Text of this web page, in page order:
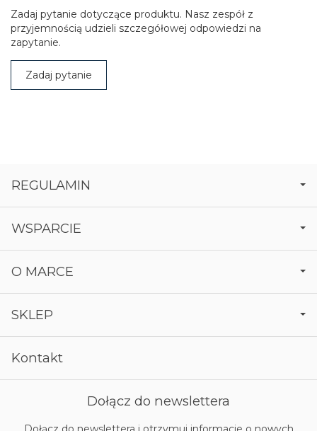
Zadaj pytanie dotyczące produktu. Nasz zespół z
przyjemnością udzieli szczegółowej odpowiedzi na
zapytanie.
Zadaj pytanie
REGULAMIN
WSPARCIE
O MARCE
SKLEP
Kontakt
Dołącz do newslettera